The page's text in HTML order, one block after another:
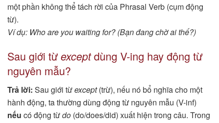
một phần không thể tách rời của Phrasal Verb (cụm động
từ).
Ví dụ: Who are you waiting for? (Bạn đang chờ ai thế?)
Sau giới từ exceptdùng V-ing hay động từ
nguyên mẫu?
Trả lời: Sau giới từexcept(trừ), nếu nó bổ nghĩa cho một
hành động, ta thường dùng động từ nguyên mẫu (V-inf)
nếu có động từdo (do/does/did) xuất hiện trong câu. Trong